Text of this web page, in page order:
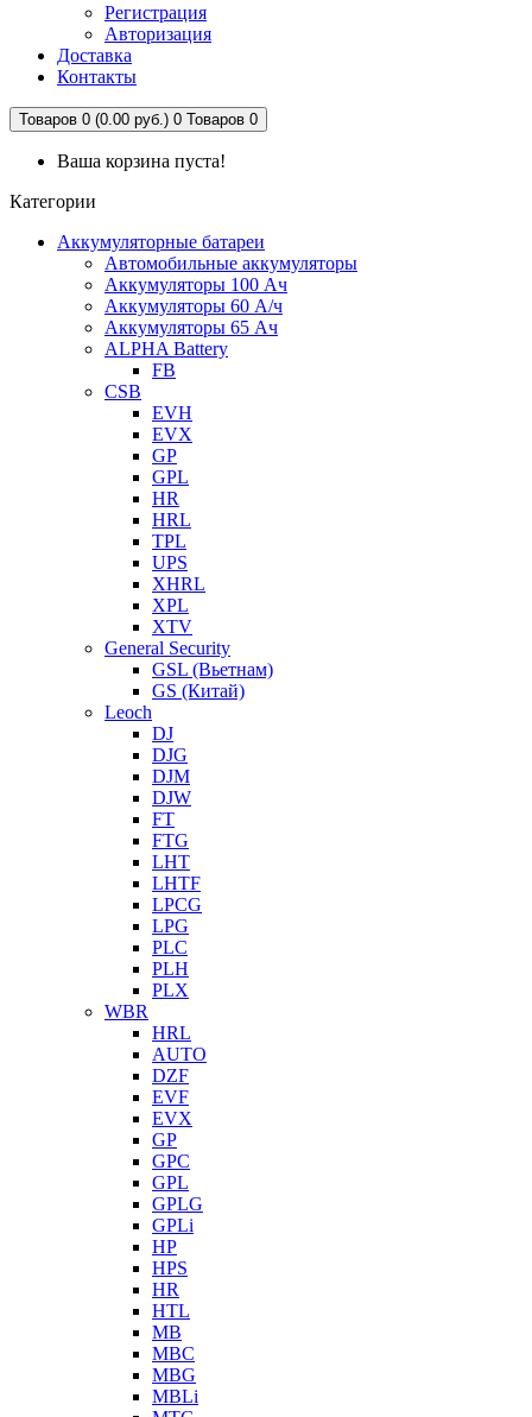
Регистрация
Авторизация
Доставка
Контакты
Товаров 0 (0.00 руб.) 0 Товаров 0
Ваша корзина пуста!
Категории
Аккумуляторные батареи
Автомобильные аккумуляторы
Аккумуляторы 100 Ач
Аккумуляторы 60 А/ч
Аккумуляторы 65 Ач
ALPHA Battery
FB
CSB
EVH
EVX
GP
GPL
HR
HRL
TPL
UPS
XHRL
XPL
XTV
General Security
GSL (Вьетнам)
GS (Китай)
Leoch
DJ
DJG
DJM
DJW
FT
FTG
LHT
LHTF
LPCG
LPG
PLC
PLH
PLX
WBR
HRL
AUTO
DZF
EVF
EVX
GP
GPC
GPL
GPLG
GPLi
HP
HPS
HR
HTL
MB
MBC
MBG
MBLi